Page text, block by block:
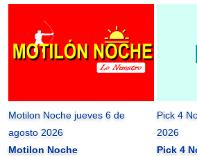
Motilon Noche jueves 6 de
agosto 2026
Motilon Noche
Pick 4
2026
Pick 4